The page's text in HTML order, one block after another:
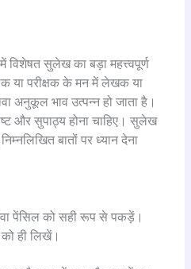
विशेषत सुलेख का बड़ा महत्त्वपूर्ण
या परीक्षक के मन में लेखक या
अनुकूल भाव उत्पन्न हो जाता है।
और सुपाठ्य होना चाहिए। सुलेख
बातों पर ध्यान देना
पेंसिल को सही रूप से पकड़ें।
ही लिखें।